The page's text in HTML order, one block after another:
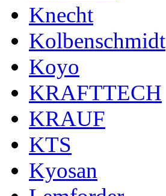
Knecht
Kolbenschmidt
Koyo
KRAFTTECH
KRAUF
KTS
Kyosan